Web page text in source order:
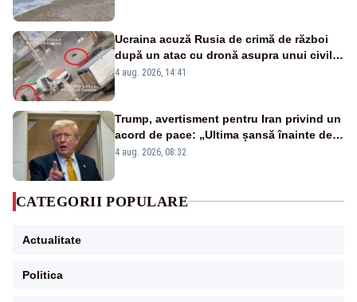
Ucraina acuză Rusia de crimă de război
după un atac cu dronă asupra unui civil,
în Herson. Momentul a fost filmat VIDEO
4 aug. 2026, 14:41
Trump, avertisment pentru Iran privind un
acord de pace: „Ultima șansă înainte de
decapitare”
4 aug. 2026, 08:32
CATEGORII POPULARE
Actualitate
Politica